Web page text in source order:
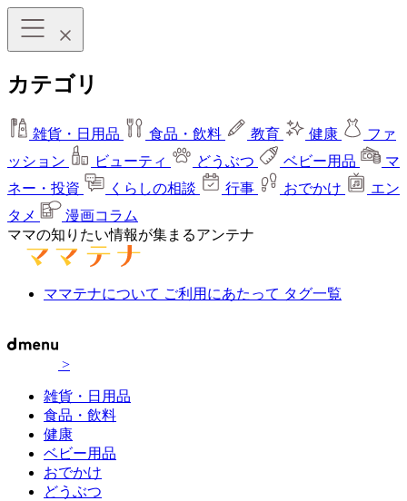
カテゴリ
雑貨・日用品 食品・飲料 教育 健康
ファ
ッション
ビューティ どうぶつ ベビー用品
マ
ネー・投資
くらしの相談 行事 おでかけ
エン
タメ
漫画コラム
ママの知りたい情報が集まるアンテナ
ママテナについて ご利用にあたって タグ一覧
>
雑貨・日用品
食品・飲料
健康
ベビー用品
おでかけ
どうぶつ